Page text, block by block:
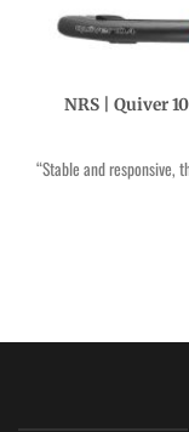
NRS | Quiver
“Stable and responsive,